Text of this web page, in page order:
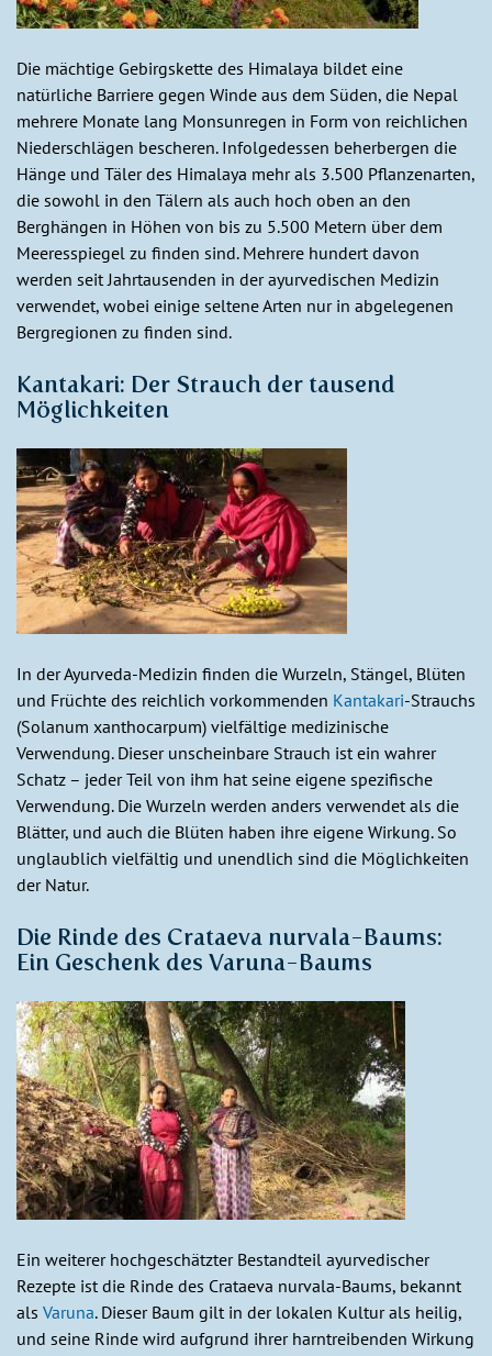
Die mächtige Gebirgskette des Himalaya bildet eine
natürliche Barriere gegen Winde aus dem Süden, die Nepal
mehrere Monate lang Monsunregen in Form von reichlichen
Niederschlägen bescheren. Infolgedessen beherbergen die
Hänge und Täler des Himalaya mehr als 3.500 Pflanzenarten,
die sowohl in den Tälern als auch hoch oben an den
Berghängen in Höhen von bis zu 5.500 Metern über dem
Meeresspiegel zu finden sind. Mehrere hundert davon
werden seit Jahrtausenden in der ayurvedischen Medizin
verwendet, wobei einige seltene Arten nur in abgelegenen
Bergregionen zu finden sind.
Kantakari: Der Strauch der tausend
Möglichkeiten
In der Ayurveda-Medizin finden die Wurzeln, Stängel, Blüten
und Früchte des reichlich vorkommenden Kantakari-Strauchs
(Solanum xanthocarpum) vielfältige medizinische
Verwendung. Dieser unscheinbare Strauch ist ein wahrer
Schatz – jeder Teil von ihm hat seine eigene spezifische
Verwendung. Die Wurzeln werden anders verwendet als die
Blätter, und auch die Blüten haben ihre eigene Wirkung. So
unglaublich vielfältig und unendlich sind die Möglichkeiten
der Natur.
Die Rinde des Crataeva nurvala-Baums:
Ein Geschenk des Varuna-Baums
Ein weiterer hochgeschätzter Bestandteil ayurvedischer
Rezepte ist die Rinde des Crataeva nurvala-Baums, bekannt
als Varuna. Dieser Baum gilt in der lokalen Kultur als heilig,
und seine Rinde wird aufgrund ihrer harntreibenden Wirkung